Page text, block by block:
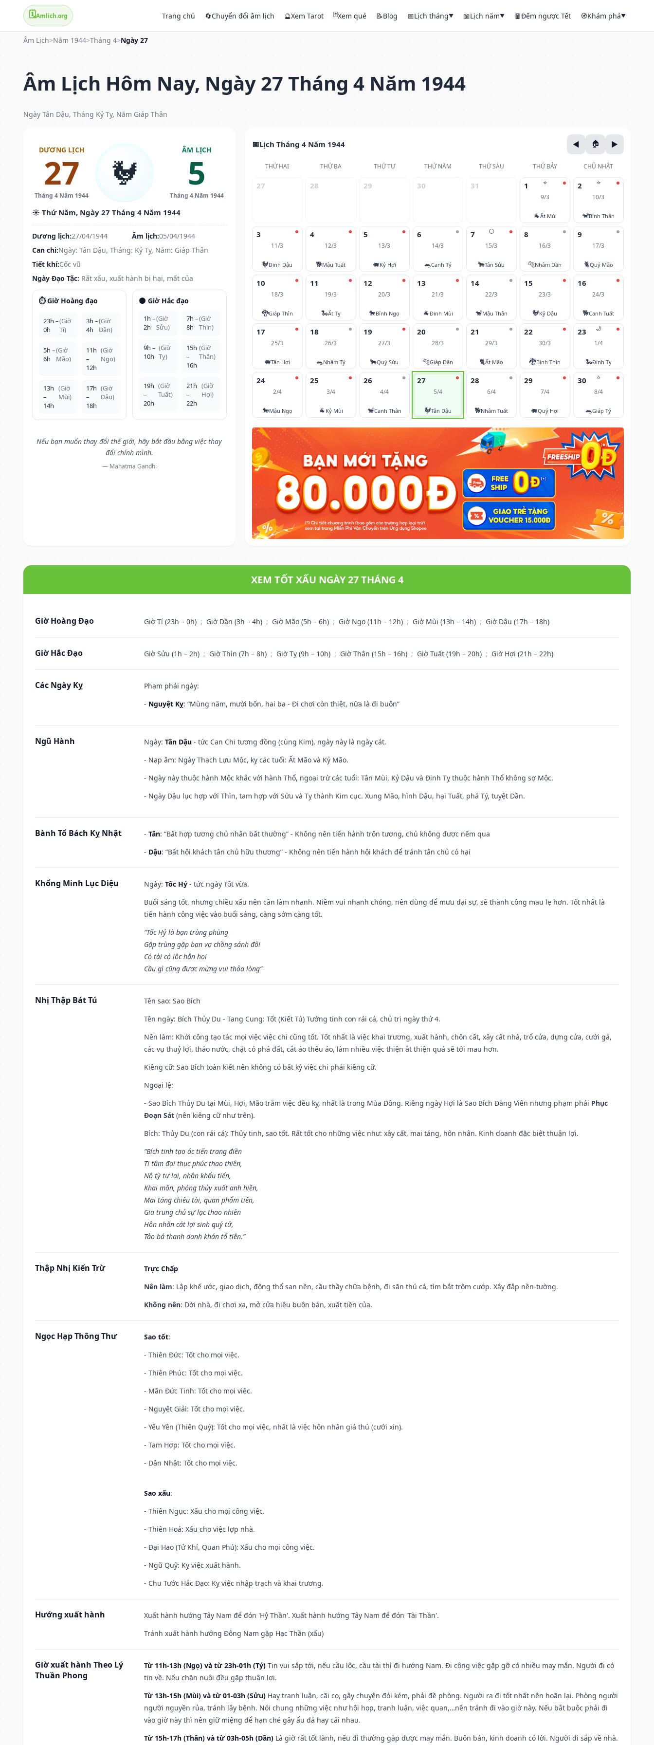
🗓️Amlich.org Trang chủ 🔄Chuyển đổi âm lịch 🔮Xem Tarot 🃏Xem quẻ 📝Blog 📅Lịch tháng▼ 📖Lịch năm▼ 🧧Đếm ngược Tết 🧭Khám phá▼
Âm Lịch>Năm 1944>Tháng 4>Ngày 27
Âm Lịch Hôm Nay, Ngày 27 Tháng 4 Năm 1944
Ngày Tân Dậu, Tháng Kỷ Tỵ, Năm Giáp Thân
DƯƠNG LỊCH
27
Tháng 4 Năm 1944
🐓
ÂM LỊCH
5
Tháng 4 Năm 1944
☀️ Thứ Năm, Ngày 27 Tháng 4 Năm 1944
Dương lịch:27/04/1944 Âm lịch:05/04/1944
Can chi:Ngày: Tân Dậu, Tháng: Kỷ Tỵ, Năm: Giáp Thân
Tiết khí:Cốc vũ
Ngày Đạo Tặc: Rất xấu, xuất hành bị hại, mất của
⏱️ Giờ Hoàng đạo
23h –
0h
(Giờ
Tí)
3h –
4h
(Giờ
Dần)
5h –
6h
(Giờ
Mão)
11h
–
12h
(Giờ
Ngọ)
13h
–
14h
(Giờ
Mùi)
17h
–
18h
(Giờ
Dậu)
🌑 Giờ Hắc đạo
1h –
2h
(Giờ
Sửu)
7h –
8h
(Giờ
Thìn)
9h –
10h
(Giờ
Tỵ)
15h
–
16h
(Giờ
Thân)
19h
–
20h
(Giờ
Tuất)
21h
–
22h
(Giờ
Hợi)
Nếu bạn muốn thay đổi thế giới, hãy bắt đầu bằng việc thay
đổi chính mình.
— Mahatma Gandhi
Lịch Tháng 4 Năm 1944
THỨ HAI THỨ BA THỨ TƯ THỨ NĂM THỨ SÁU THỨ BẢY CHỦ NHẬT
27 28 29 30 31 ⭐
1
9/3
🐐Ất Mùi
⭐
2
10/3
🐒Bính Thân
3
11/3
🐓Đinh Dậu
4
12/3
🐕Mậu Tuất
5
13/3
🐖Kỷ Hợi
6
14/3
🐀Canh Tý
🌕
7
15/3
🐂Tân Sửu
8
16/3
🐅Nhâm Dần
9
17/3
🐈Quý Mão
10
18/3
🐉Giáp Thìn
11
19/3
🐍Ất Tỵ
12
20/3
🐎Bính Ngọ
13
21/3
🐐Đinh Mùi
14
22/3
🐒Mậu Thân
15
23/3
🐓Kỷ Dậu
16
24/3
🐕Canh Tuất
17
25/3
🐖Tân Hợi
18
26/3
🐀Nhâm Tý
19
27/3
🐂Quý Sửu
20
28/3
🐅Giáp Dần
21
29/3
🐈Ất Mão
22
30/3
🐉Bính Thìn
🌙
23
1/4
🐍Đinh Tỵ
24
2/4
🐎Mậu Ngọ
25
3/4
🐐 Kỷ Mùi
26
4/4
🐒Canh Thân
27
5/4
🐓Tân Dậu
28
6/4
🐕Nhâm Tuất
29
7/4
🐖Quý Hợi
⭐
30
8/4
🐀Giáp Tý
XEM TỐT XẤU NGÀY 27 THÁNG 4
Giờ Hoàng Đạo Giờ Tí (23h – 0h) ; Giờ Dần (3h – 4h) ; Giờ Mão (5h – 6h) ; Giờ Ngọ (11h – 12h) ; Giờ Mùi (13h – 14h) ; Giờ Dậu (17h – 18h)
Giờ Hắc Đạo Giờ Sửu (1h – 2h) ; Giờ Thìn (7h – 8h) ; Giờ Tỵ (9h – 10h) ; Giờ Thân (15h – 16h) ; Giờ Tuất (19h – 20h) ; Giờ Hợi (21h – 22h)
Các Ngày Kỵ
Phạm phải ngày:
- Nguyệt Kỵ: “Mùng năm, mười bốn, hai ba - Đi chơi còn thiệt, nữa là đi buôn”
Ngũ Hành Ngày: Tân Dậu - tức Can Chi tương đồng (cùng Kim), ngày này là ngày cát.
- Nạp âm: Ngày Thạch Lựu Mộc, kỵ các tuổi: Ất Mão và Kỷ Mão.
- Ngày này thuộc hành Mộc khắc với hành Thổ, ngoại trừ các tuổi: Tân Mùi, Kỷ Dậu và Đinh Tỵ thuộc hành Thổ không sợ Mộc.
- Ngày Dậu lục hợp với Thìn, tam hợp với Sửu và Tỵ thành Kim cục. Xung Mão, hình Dậu, hại Tuất, phá Tý, tuyệt Dần.
Bành Tổ Bách Kỵ Nhật - Tân: “Bất hợp tương chủ nhân bất thường” - Không nên tiến hành trộn tương, chủ không được nếm qua
- Dậu: “Bất hội khách tân chủ hữu thương” - Không nên tiến hành hội khách để tránh tân chủ có hại
Khổng Minh Lục Diệu Ngày: Tốc Hỷ - tức ngày Tốt vừa.
Buổi sáng tốt, nhưng chiều xấu nên cần làm nhanh. Niềm vui nhanh chóng, nên dùng để mưu đại sự, sẽ thành công mau lẹ hơn. Tốt nhất là
tiến hành công việc vào buổi sáng, càng sớm càng tốt.
“Tốc Hỷ là bạn trùng phùng
Gặp trùng gặp bạn vợ chồng sánh đôi
Có tài có lộc hẳn hoi
Cầu gì cũng được mừng vui thỏa lòng”
Nhị Thập Bát Tú Tên sao: Sao Bích
Tên ngày: Bích Thủy Du - Tang Cung: Tốt (Kiết Tú) Tướng tinh con rái cá, chủ trị ngày thứ 4.
Nên làm: Khởi công tạo tác mọi việc việc chi cũng tốt. Tốt nhất là việc khai trương, xuất hành, chôn cất, xây cất nhà, trổ cửa, dựng cửa, cưới gả,
các vụ thuỷ lợi, tháo nước, chặt cỏ phá đất, cắt áo thêu áo, làm nhiều việc thiện ắt thiện quả sẽ tới mau hơn.
Kiêng cữ: Sao Bích toàn kiết nên không có bất kỳ việc chi phải kiêng cữ.
Ngoại lệ:
- Sao Bích Thủy Du tại Mùi, Hợi, Mão trăm việc đều kỵ, nhất là trong Mùa Đông. Riêng ngày Hợi là Sao Bích Đăng Viên nhưng phạm phải Phục
Đoạn Sát (nên kiêng cữ như trên).
Bích: Thủy Du (con rái cá): Thủy tinh, sao tốt. Rất tốt cho những việc như: xây cất, mai táng, hôn nhân. Kinh doanh đặc biệt thuận lợi.
“Bích tinh tạo ác tiến trang điền
Ti tâm đại thục phúc thao thiên,
Nô tỳ tự lai, nhân khẩu tiến,
Khai môn, phóng thủy xuất anh hiền,
Mai táng chiêu tài, quan phẩm tiến,
Gia trung chủ sự lạc thao nhiên
Hôn nhân cát lợi sinh quý tử,
Tảo bá thanh danh khán tổ tiên.”
Thập Nhị Kiến Trừ
Trực Chấp
Nên làm: Lập khế ước, giao dịch, động thổ san nền, cầu thầy chữa bệnh, đi săn thú cá, tìm bắt trộm cướp. Xây đắp nền-tường.
Không nên: Dời nhà, đi chơi xa, mở cửa hiệu buôn bán, xuất tiền của.
Ngọc Hạp Thông Thư Sao tốt:
- Thiên Đức: Tốt cho mọi việc.
- Thiên Phúc: Tốt cho mọi việc.
- Mãn Đức Tinh: Tốt cho mọi việc.
- Nguyệt Giải: Tốt cho mọi việc.
- Yếu Yên (Thiên Quý): Tốt cho mọi việc, nhất là việc hôn nhân giá thú (cưới xin).
- Tam Hợp: Tốt cho mọi việc.
- Dân Nhật: Tốt cho mọi việc.
Sao xấu:
- Thiên Ngục: Xấu cho mọi công việc.
- Thiên Hoả: Xấu cho việc lợp nhà.
- Đại Hao (Tử Khí, Quan Phú): Xấu cho mọi công việc.
- Ngũ Quỹ: Kỵ việc xuất hành.
- Chu Tước Hắc Đạo: Kỵ việc nhập trạch và khai trương.
Hướng xuất hành
Xuất hành hướng Tây Nam để đón 'Hỷ Thần'. Xuất hành hướng Tây Nam để đón 'Tài Thần'.
Tránh xuất hành hướng Đông Nam gặp Hạc Thần (xấu)
Giờ xuất hành Theo Lý
Thuần Phong
Từ 11h-13h (Ngọ) và từ 23h-01h (Tý) Tin vui sắp tới, nếu cầu lộc, cầu tài thì đi hướng Nam. Đi công việc gặp gỡ có nhiều may mắn. Người đi có
tin về. Nếu chăn nuôi đều gặp thuận lợi.
Từ 13h-15h (Mùi) và từ 01-03h (Sửu) Hay tranh luận, cãi cọ, gây chuyện đói kém, phải đề phòng. Người ra đi tốt nhất nên hoãn lại. Phòng người
người nguyền rủa, tránh lây bệnh. Nói chung những việc như hội họp, tranh luận, việc quan,…nên tránh đi vào giờ này. Nếu bắt buộc phải đi
vào giờ này thì nên giữ miệng để hạn ché gây ẩu đả hay cãi nhau.
Từ 15h-17h (Thân) và từ 03h-05h (Dần) Là giờ rất tốt lành, nếu đi thường gặp được may mắn. Buôn bán, kinh doanh có lời. Người đi sắp về nhà.